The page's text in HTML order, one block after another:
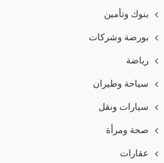
بنوك وتأمين
بورصة وشركات
رياضة
سياحة وطيران
سيارات ونقل
صحة ومرأة
عقارات